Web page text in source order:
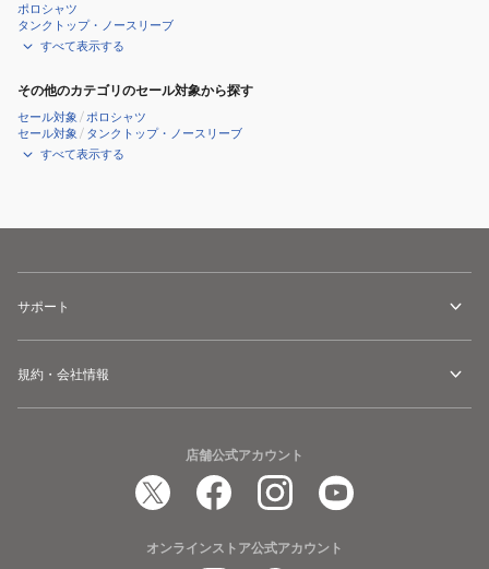
ポロシャツ
タンクトップ・ノースリーブ
すべて表示する
その他のカテゴリのセール対象から探す
セール対象 /ポロシャツ
セール対象 / タンクトップ・ノースリーブ
すべて表示する
サポート
規約・会社情報
店舗公式アカウント
オンラインストア公式アカウント